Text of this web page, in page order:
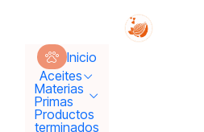
Inicio
Aceites
Materias
Primas
Productos
terminados
Tus sueños se
Inicio Materias Primas
Molde intercambiable para